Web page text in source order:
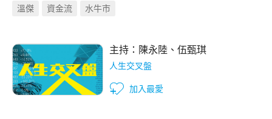
溫傑 資金流 水牛市
主持： 陳永陸 、 伍甄琪
人生交叉盤
加入最愛